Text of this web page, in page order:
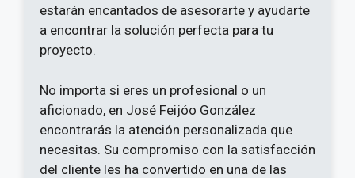
estarán encantados de asesorarte y ayudarte
a encontrar la solución perfecta para tu
proyecto.
No importa si eres un profesional o un
aficionado, en José Feijóo González
encontrarás la atención personalizada que
necesitas. Su compromiso con la satisfacción
del cliente les ha convertido en una de las